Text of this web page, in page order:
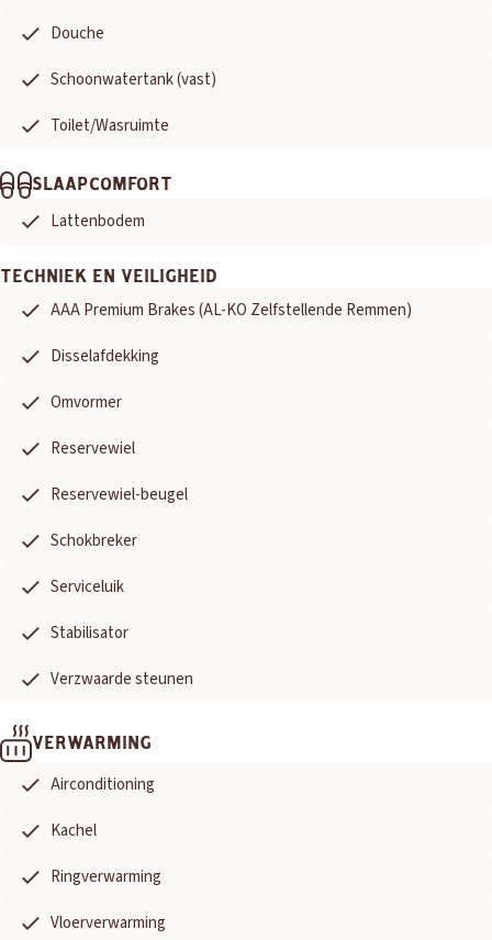
Douche
Schoonwatertank (vast)
Toilet/Wasruimte
SLAAPCOMFORT
Lattenbodem
TECHNIEK EN VEILIGHEID
AAA Premium Brakes (AL-KO Zelfstellende Remmen)
Disselafdekking
Omvormer
Reservewiel
Reservewiel-beugel
Schokbreker
Serviceluik
Stabilisator
Verzwaarde steunen
VERWARMING
Airconditioning
Kachel
Ringverwarming
Vloerverwarming